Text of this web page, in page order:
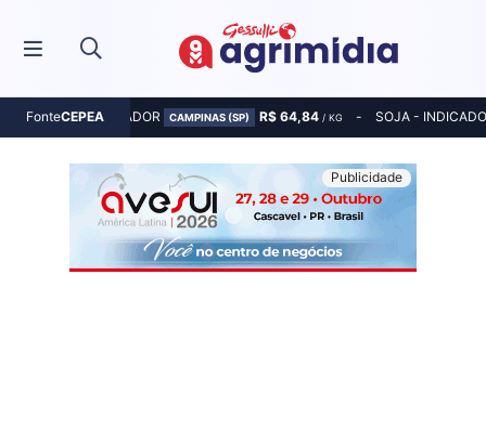
FonteCEPEA
MILHO - INDICADOR CAMPINAS (SP) R$ 64,84 / KG SOJA -